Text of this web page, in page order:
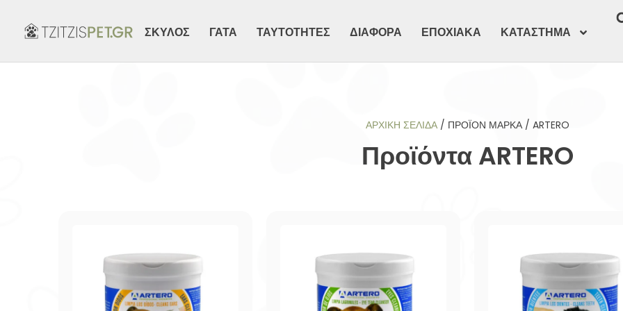
ΣΚΥΛΟΣ ΓΑΤΑ ΤΑΥΤΟΤΗΤΕΣ ΔΙΑΦΟΡΑ ΕΠΟΧΙΑΚΑ ΚΑΤΑΣΤΗΜΑ
ΑΡΧΙΚΉ ΣΕΛΊΔΑ/ ΠΡΟΪΌΝ ΜΆΡΚΑ / ARTERO
Προϊόντα ARTERO